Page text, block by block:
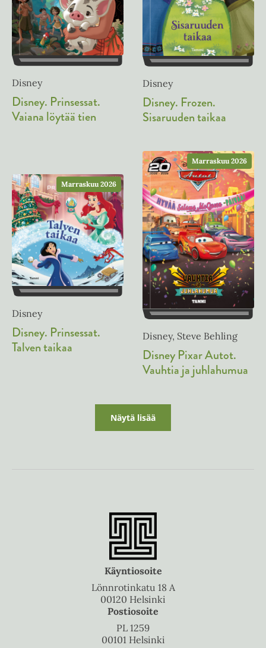
Disney
Disney. Prinsessat.
Vaiana löytää tien
Disney
Disney. Frozen.
Sisaruuden taikaa
Marraskuu 2026
Disney
Disney. Prinsessat.
Talven taikaa
Marraskuu 2026
Disney, Steve Behling
Disney Pixar Autot.
Vauhtia ja juhlahumua
Näytä lisää
Käyntiosoite
Lönnrotinkatu 18 A
00120 Helsinki
Postiosoite
PL 1259
00101 Helsinki